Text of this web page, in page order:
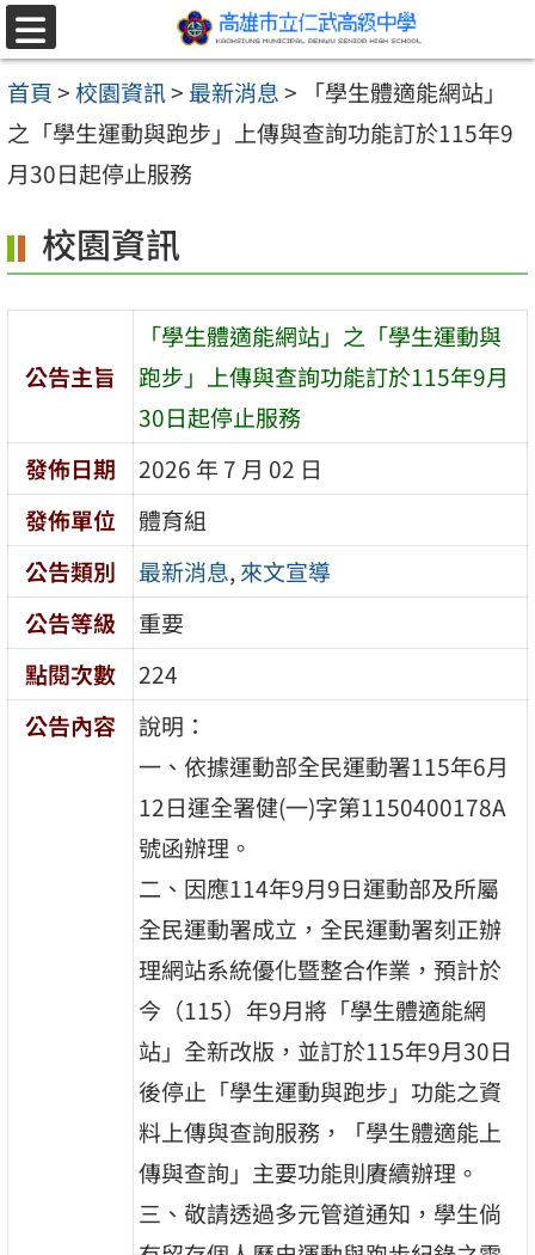
跳至主要內容區
選
單
首頁>校園資訊> 最新消息>
「學生體適能網站」
之「學生運動與跑步」上傳與查詢功能訂於115年9
月30日起停止服務
校園資訊
公告主旨
「學生體適能網站」之「學生運動與
跑步」上傳與查詢功能訂於115年9月
30日起停止服務
發佈日期
2026 年 7 月 02 日
發佈單位
體育組
公告類別
最新消息,來文宣導
公告等級
重要
點閱次數
224
公告內容
說明：
一、依據運動部全民運動署115年6月
12日運全署健(一)字第1150400178A
號函辦理。
二、因應114年9月9日運動部及所屬
全民運動署成立，全民運動署刻正辦
理網站系統優化暨整合作業，預計於
今（115）年9月將「學生體適能網
站」全新改版，並訂於115年9月30日
後停止「學生運動與跑步」功能之資
料上傳與查詢服務，「學生體適能上
傳與查詢」主要功能則賡續辦理。
三、敬請透過多元管道通知，學生倘